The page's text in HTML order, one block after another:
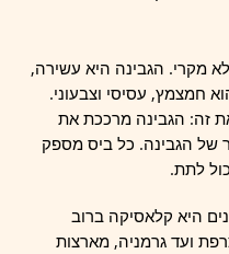
מקרי. הגבינה היא עשירה,
חמצמץ, עסיסי וצבעוני.
זה: הגבינה מרככת את
של הגבינה. כל ביס מספק
לתת.
היא קלאסיקה ברוב
ועד גרמניה, מארצות